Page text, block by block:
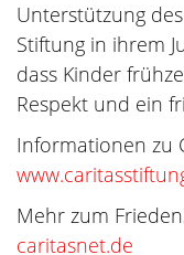
Unterstützung
Stiftung in ihrem
dass Kinder
Respekt und ein
Informationen zu
Mehr zum
caritasnet.de